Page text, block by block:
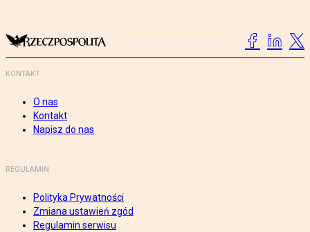
KONTAKT
O nas
Kontakt
Napisz do nas
REGULAMIN
Polityka Prywatności
Zmiana ustawień zgód
Regulamin serwisu